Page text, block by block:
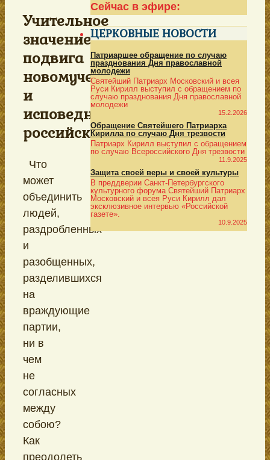
Учительное
значение
подвига
новомучеников
и
исповедников
российских
Что
может
объединить
людей,
раздробленных
и
разобщенных,
разделившихся
на
враждующие
партии,
ни в
чем
не
согласных
между
собою?
Как
преодолеть
Сейчас в эфире:
ЦЕРКОВНЫЕ НОВОСТИ
Патриаршее обращение по случаю
празднования Дня православной
молодежи
Святейший Патриарх Московский и всея
Руси Кирилл выступил с обращением по
случаю празднования Дня православной
молодежи
15.2.2026
Обращение Святейшего Патриарха
Кирилла по случаю Дня трезвости
Патриарх Кирилл выступил с обращением
по случаю Всероссийского Дня трезвости
11.9.2025
Защита своей веры и своей культуры
В преддверии Санкт-Петербургского
культурного форума Святейший Патриарх
Московский и всея Руси Кирилл дал
эксклюзивное интервью «Российской
газете».
10.9.2025